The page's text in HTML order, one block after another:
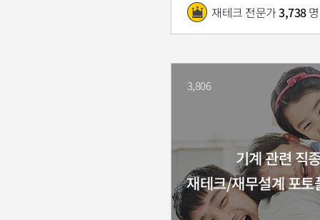
재테크 전문가3,738명
기계 관련 직
재테크/재무설계 포토
3,806